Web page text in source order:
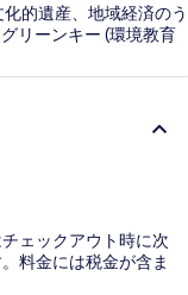
的遺産、地域経済のう
リーンキー (環境教育
ェックアウト時に次
料金には税金が含ま